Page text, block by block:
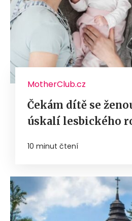
MotherClub.cz
Čekám dítě se
úskalí lesbického
10 minut čtení